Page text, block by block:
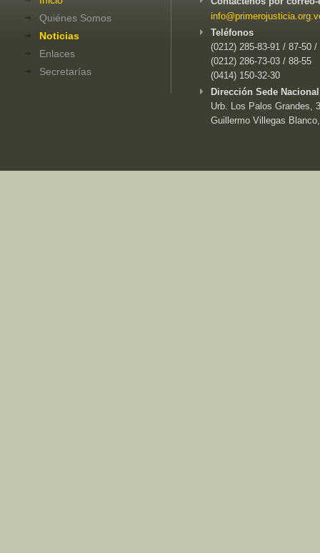
Quiénes Somos
Noticias
Enlaces
Secretarías
Teléfonos
(0212) 285-83-91 / 87-50 /
(0212) 286-73-03 / 88-55
(0414) 150-32-30
Dirección Sede
Urb. Los Palos Grandes,
Guillermo Villegas